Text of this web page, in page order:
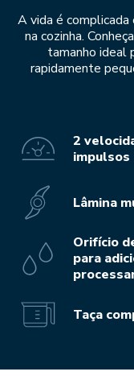
A vida é
na cozinha.
tamanho ideal
rapidamente
2
impulsos
Lâmina
Orifício
para
Taça